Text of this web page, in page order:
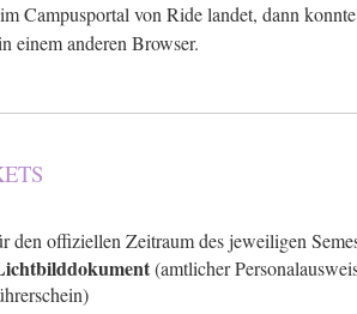
Campusportal von Ride landet, dann
einem anderen Browser.
offiziellen Zeitraum des jeweiligen
(amtlicher